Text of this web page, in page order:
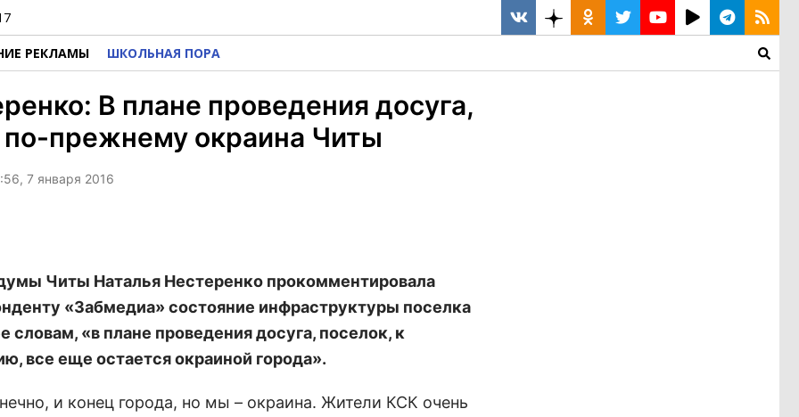
РЕКЛАМЫ ШКОЛЬНАЯ ПОРА
В плане проведения досуга,
прежнему окраина Читы
7 января 2016
Читы Наталья Нестеренко прокомментировала
«Забмедиа» состояние инфраструктуры поселка
словам, «в плане проведения досуга, поселок, к
все еще остается окраиной города».
и конец города, но мы – окраина. Жители КСК очень